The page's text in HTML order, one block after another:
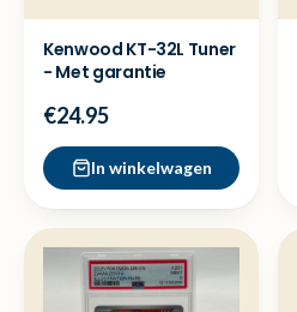
Kenwood KT-32L Tuner
- Met garantie
€24.95
In winkelwagen